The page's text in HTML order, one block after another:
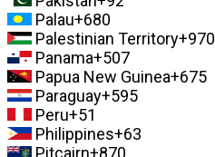
Palau+680
Palestinian Territory+970
Panama+507
Papua New Guinea+675
Paraguay+595
Peru+51
Philippines+63
Pitcairn+870